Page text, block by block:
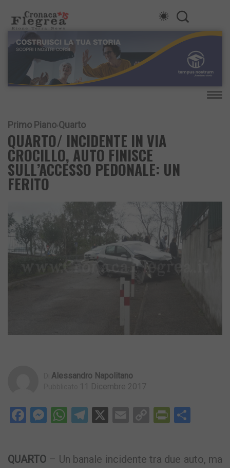
Primo Piano Quarto
QUARTO/ INCIDENTE IN VIA
CROCILLO, AUTO FINISCE
SULL’ACCESSO PEDONALE: UN
FERITO
Alessandro Napolitano
11 Dicembre 2017
Facebook
Messenger
WhatsApp
Telegram
X EmailCopy
QUARTO – Un banale incidente tra due auto, ma